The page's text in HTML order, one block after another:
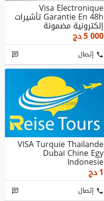
Visa Électronique
Garantie En 48h تأشيرات
إلكترونية مضمونة
5 000دج
إتصال
VISA Turquie Thailande
Dubai Chine Egy
Indonesie
1دج
إتصال